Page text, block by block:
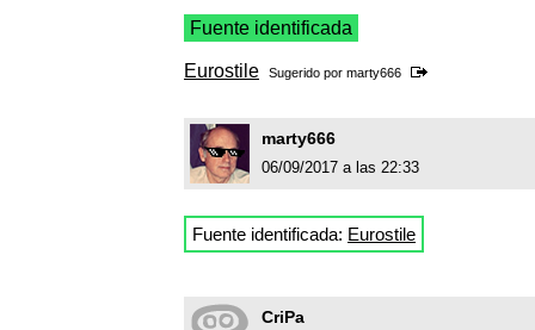
Fuente identificada
Eurostile Sugerido por marty666
marty666
06/09/2017 a las 22:33
Fuente identificada: Eurostile
CriPa